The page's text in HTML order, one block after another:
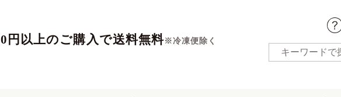
円以上のご購入で送料無料※冷凍便除く